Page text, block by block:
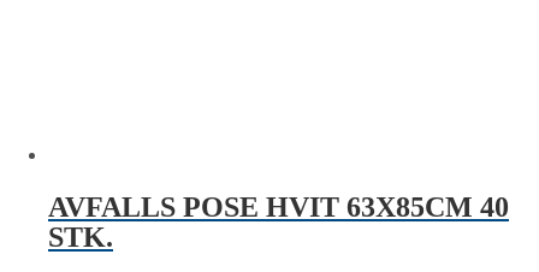
AVFALLS POSE HVIT 63X85CM 40
STK.